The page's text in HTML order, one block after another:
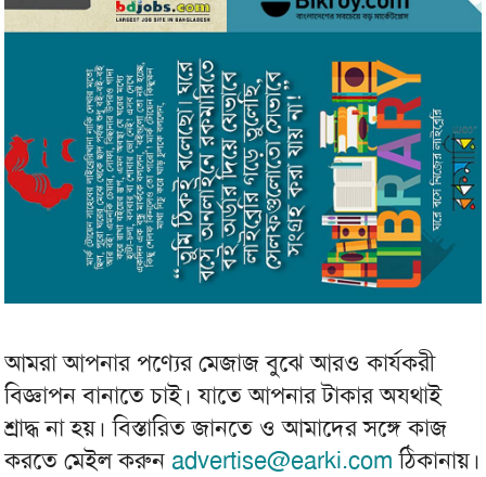
আমরা আপনার পণ্যের মেজাজ বুঝে আরও কার্যকরী
বিজ্ঞাপন বানাতে চাই। যাতে আপনার টাকার অযথাই
শ্রাদ্ধ না হয়। বিস্তারিত জানতে ও আমাদের সঙ্গে কাজ
করতে মেইল করুন advertise@earki.com ঠিকানায়।